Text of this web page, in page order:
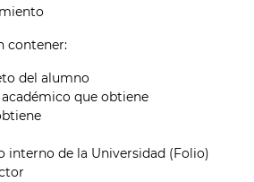
contener:
del alumno
que obtiene
interno de la Universidad (Folio)